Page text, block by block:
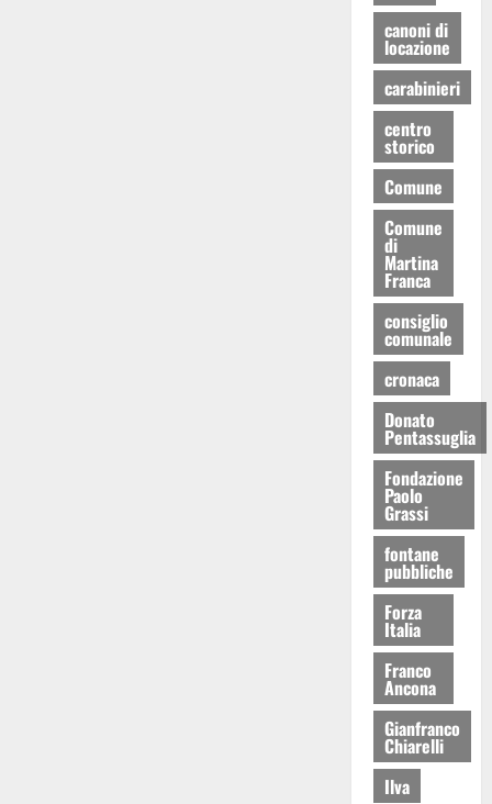
canoni di
locazione
carabinieri
centro
storico
Comune
Comune
di
Martina
Franca
consiglio
comunale
cronaca
Donato
Pentassuglia
Fondazione
Paolo
Grassi
fontane
pubbliche
Forza
Italia
Franco
Ancona
Gianfranco
Chiarelli
Ilva